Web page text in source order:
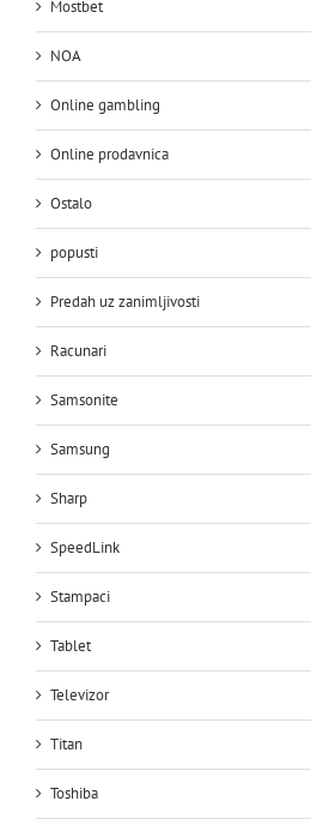
Mostbet
NOA
Online gambling
Online prodavnica
Ostalo
popusti
Predah uz zanimljivosti
Racunari
Samsonite
Samsung
Sharp
SpeedLink
Stampaci
Tablet
Televizor
Titan
Toshiba